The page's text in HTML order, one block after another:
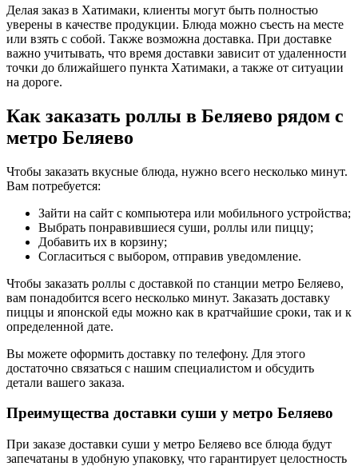
Делая заказ в Хатимаки, клиенты могут быть полностью
уверены в качестве продукции. Блюда можно съесть на месте
или взять с собой. Также возможна доставка. При доставке
важно учитывать, что время доставки зависит от удаленности
точки до ближайшего пункта Хатимаки, а также от ситуации
на дороге.
Как заказать роллы в Беляево рядом с
метро Беляево
Чтобы заказать вкусные блюда, нужно всего несколько минут.
Вам потребуется:
Зайти на сайт с компьютера или мобильного устройства;
Выбрать понравившиеся суши, роллы или пиццу;
Добавить их в корзину;
Согласиться с выбором, отправив уведомление.
Чтобы заказать роллы с доставкой по станции метро Беляево,
вам понадобится всего несколько минут. Заказать доставку
пиццы и японской еды можно как в кратчайшие сроки, так и к
определенной дате.
Вы можете оформить доставку по телефону. Для этого
достаточно связаться с нашим специалистом и обсудить
детали вашего заказа.
Преимущества доставки суши у метро Беляево
При заказе доставки суши у метро Беляево все блюда будут
запечатаны в удобную упаковку, что гарантирует целостность